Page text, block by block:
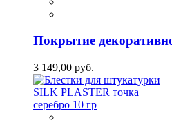
Покрытие
3 149,00 руб.